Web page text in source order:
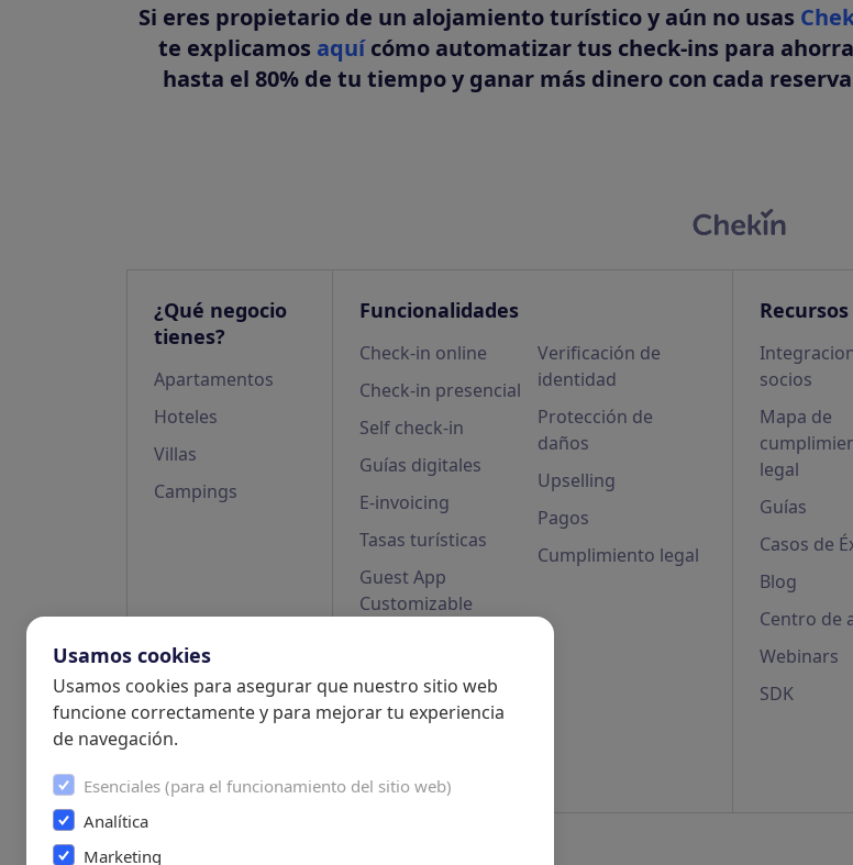
Si eres propietario de un alojamiento turístico y aún no usas
te explicamos aquícómo automatizar tus check-ins para
hasta el 80% de tu tiempo y ganar más dinero con cada
¿Qué negocio
tienes?
Apartamentos
Hoteles
Villas
Campings
Funcionalidades
Check-in online
Check-in presencial
Self check-in
Guías digitales
E-invoicing
Tasas turísticas
Guest App
Customizable
Verificación de
identidad
Protección de
daños
Upselling
Pagos
Cumplimiento legal
Recursos
socios
Mapa de
legal
Guías
Casos de
Blog
Centro de
Webinars
SDK
Usamos cookies
Usamos cookies para asegurar que nuestro sitio web
funcione correctamente y para mejorar tu experiencia
de navegación.
Esenciales (para el funcionamiento del sitio web)
Analítica
Marketing